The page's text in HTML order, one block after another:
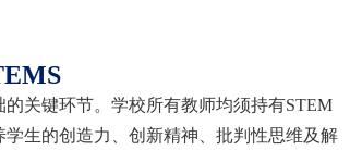
关键环节。学校所有教师均须持有STEM
生的创造力、创新精神、批判性思维及解